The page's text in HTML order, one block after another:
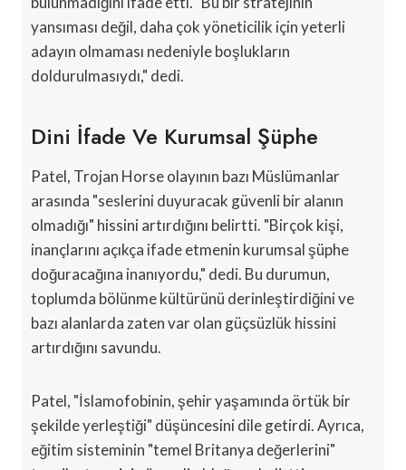
yansıması değil, daha çok yöneticilik için yeterli
adayın olmaması nedeniyle boşlukların
doldurulmasıydı," dedi.
Dini İfade Ve Kurumsal Şüphe
Patel, Trojan Horse olayının bazı Müslümanlar
arasında "seslerini duyuracak güvenli bir alanın
olmadığı" hissini artırdığını belirtti. "Birçok kişi,
inançlarını açıkça ifade etmenin kurumsal şüphe
doğuracağına inanıyordu," dedi. Bu durumun,
toplumda bölünme kültürünü derinleştirdiğini ve
bazı alanlarda zaten var olan güçsüzlük hissini
artırdığını savundu.
Patel, "İslamofobinin, şehir yaşamında örtük bir
şekilde yerleştiği" düşüncesini dile getirdi. Ayrıca,
eğitim sisteminin "temel Britanya değerlerini"